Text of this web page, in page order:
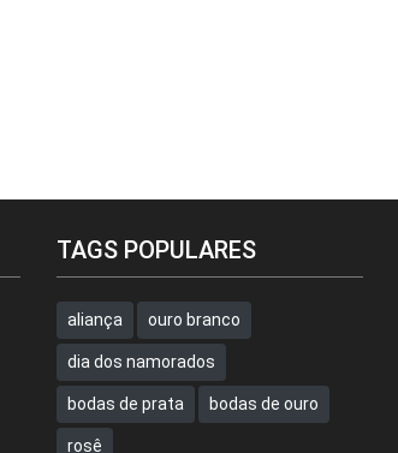
TAGS POPULARES
aliança ouro branco
dia dos namorados
bodas de prata bodas de ouro
rosê